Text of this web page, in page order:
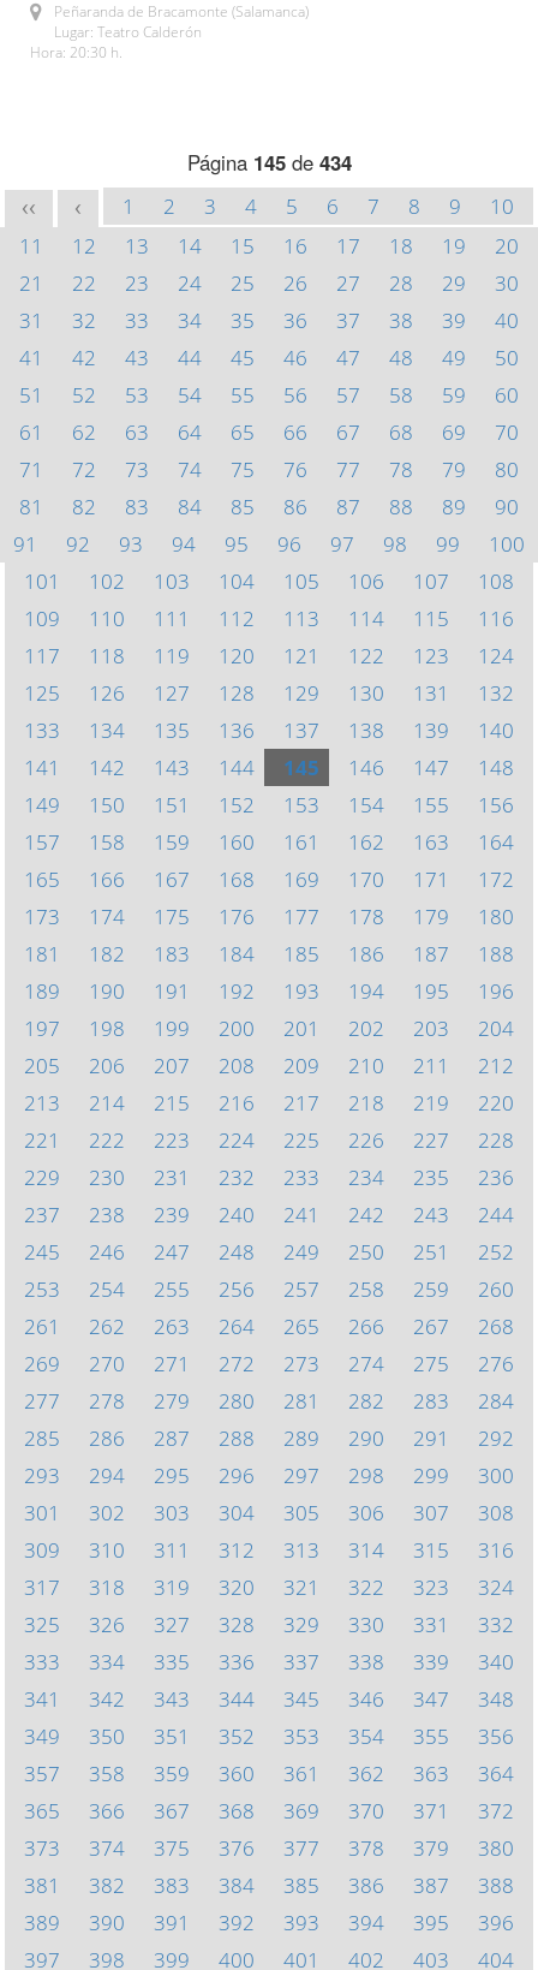
Peñaranda de Bracamonte (Salamanca)
Lugar: Teatro Calderón
Hora: 20:30 h.
Página 145de 434
<< < 1 2 3 4 5 6 7 8 9
10
11
12 13 14 15 16 17 18 19
20
21
22 23 24 25 26 27 28 29
30
31
32 33 34 35 36 37 38 39
40
41
42 43 44 45 46 47 48 49
50
51
52 53 54 55 56 57 58 59
60
61
62 63 64 65 66 67 68 69
70
71
72 73 74 75 76 77 78 79
80
81
82 83 84 85 86 87 88 89
90
91
92 93 94 95 96 97 98 99
100
101
102 103 104 105 106 107
108
109
110 111 112 113 114 115
116
117
118 119 120 121 122 123
124
125
126 127 128 129 130 131
132
133
134 135 136 137 138 139
140
141
142 143 144 145 146 147
148
149
150 151 152 153 154 155
156
157
158 159 160 161 162 163
164
165
166 167 168 169 170 171
172
173
174 175 176 177 178 179
180
181
182 183 184 185 186 187
188
189
190 191 192 193 194 195
196
197
198 199 200 201 202 203
204
205
206 207 208 209 210 211
212
213
214 215 216 217 218 219
220
221
222 223 224 225 226 227
228
229
230 231 232 233 234 235
236
237
238 239 240 241 242 243
244
245
246 247 248 249 250 251
252
253
254 255 256 257 258 259
260
261
262 263 264 265 266 267
268
269
270 271 272 273 274 275
276
277
278 279 280 281 282 283
284
285
286 287 288 289 290 291
292
293
294 295 296 297 298 299
300
301
302 303 304 305 306 307
308
309
310 311 312 313 314 315
316
317
318 319 320 321 322 323
324
325
326 327 328 329 330 331
332
333
334 335 336 337 338 339
340
341
342 343 344 345 346 347
348
349
350 351 352 353 354 355
356
357
358 359 360 361 362 363
364
365
366 367 368 369 370 371
372
373
374 375 376 377 378 379
380
381
382 383 384 385 386 387
388
389
390 391 392 393 394 395
396
397
398 399 400 401 402 403 404